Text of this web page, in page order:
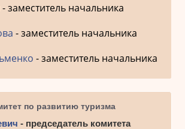
- заместитель начальника
- заместитель начальника
- заместитель начальника
по развитию туризма
- председатель комитета